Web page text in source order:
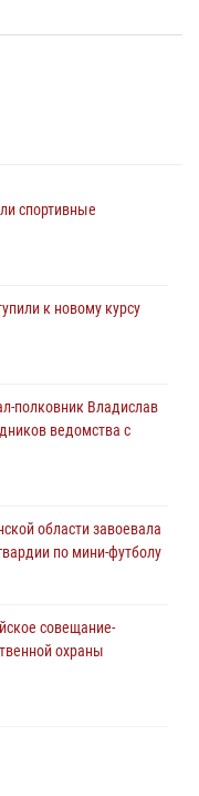
спортивные
к новому курсу
полковник Владислав
ведомства с
области завоевала
по мини-футболу
совещание-
охраны